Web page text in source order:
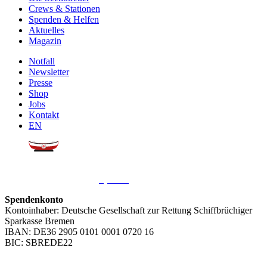
Crews & Stationen
Spenden & Helfen
Aktuelles
Magazin
Notfall
Newsletter
Presse
Shop
Jobs
Kontakt
EN
Spendenkonto
Kontoinhaber: Deutsche Gesellschaft zur Rettung Schiffbrüchiger
Sparkasse Bremen
IBAN: DE36 2905 0101 0001 0720 16
BIC: SBREDE22